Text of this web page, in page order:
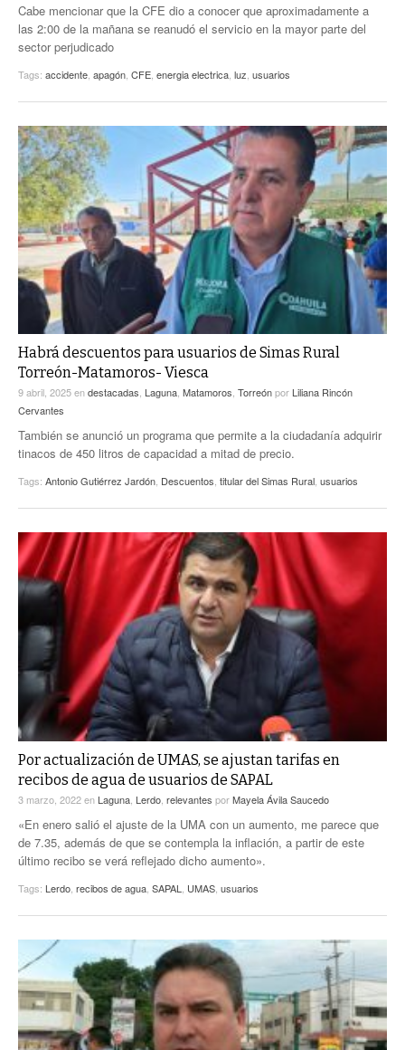
Cabe mencionar que la CFE dio a conocer que aproximadamente a
las 2:00 de la mañana se reanudó el servicio en la mayor parte del
sector perjudicado
Tags: accidente apagón CFE energia electrica luz usuarios
Habrá descuentos para usuarios de Simas Rural
Torreón-Matamoros- Viesca
9 abril, 2025endestacadas, Laguna, Matamoros, Torreónpor Liliana Rincón
Cervantes
También se anunció un programa que permite a la ciudadanía adquirir
tinacos de 450 litros de capacidad a mitad de precio.
Tags: Antonio Gutiérrez Jardón, Descuentos, titular del Simas Rural, usuarios
Por actualización de UMAS, se ajustan tarifas en
recibos de agua de usuarios de SAPAL
3 marzo, 2022en Laguna Lerdo relevantes porMayela Ávila Saucedo
«En enero salió el ajuste de la UMA con un aumento, me parece que
de 7.35, además de que se contempla la inflación, a partir de este
último recibo se verá reflejado dicho aumento».
Tags: Lerdo recibos de agua SAPAL UMAS usuarios